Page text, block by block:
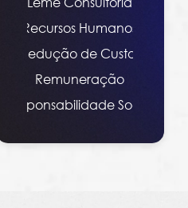
Recursos Humanos
Redução de Custos
Remuneração
Responsabilidade Social